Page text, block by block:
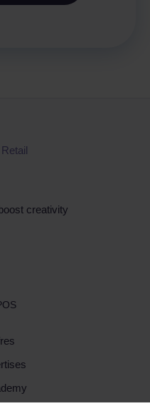
creativity